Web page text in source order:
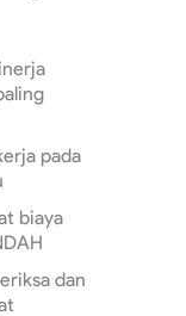
pada
biaya
dan